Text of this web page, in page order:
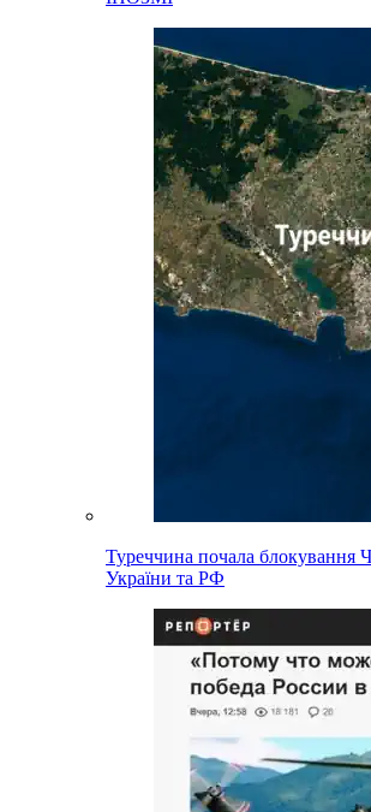
Туреччина почала блокування
України та РФ